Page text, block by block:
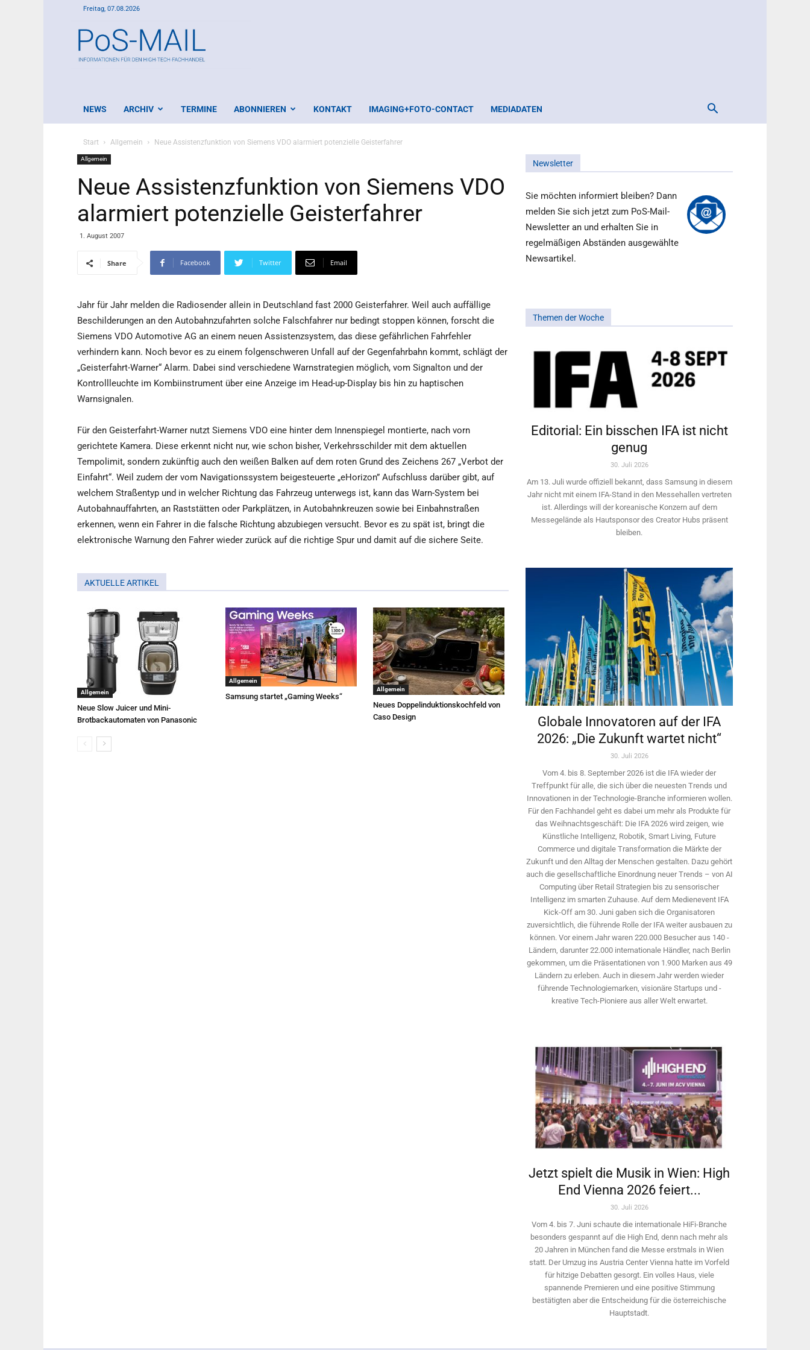
Freitag, 07.08.2026
Mail
NEWS ARCHIV TERMINE ABONNIEREN KONTAKT IMAGING+FOTO-CONTACT MEDIADATEN
Start Allgemein Neue Assistenzfunktion von Siemens VDO alarmiert potenzielle Geisterfahrer
Allgemein
Neue Assistenzfunktion von Siemens VDO
alarmiert potenzielle Geisterfahrer
1. August 2007
Share Facebook Twitter Email
Jahr für Jahr melden die Radiosender allein in Deutschland fast 2000 Geisterfahrer. Weil auch auffällige
Beschilderungen an den Autobahnzufahrten solche Falschfahrer nur bedingt stoppen können, forscht die
Siemens VDO Automotive AG an einem neuen Assistenzsystem, das diese gefährlichen Fahrfehler
verhindern kann. Noch bevor es zu einem folgenschweren Unfall auf der Gegenfahrbahn kommt, schlägt der
„Geisterfahrt-Warner“ Alarm. Dabei sind verschiedene Warnstrategien möglich, vom Signalton und der
Kontrollleuchte im Kombiinstrument über eine Anzeige im Head-up-Display bis hin zu haptischen
Warnsignalen.
Für den Geisterfahrt-Warner nutzt Siemens VDO eine hinter dem Innenspiegel montierte, nach vorn
gerichtete Kamera. Diese erkennt nicht nur, wie schon bisher, Verkehrsschilder mit dem aktuellen
Tempolimit, sondern zukünftig auch den weißen Balken auf dem roten Grund des Zeichens 267 „Verbot der
Einfahrt“. Weil zudem der vom Navigationssystem beigesteuerte „eHorizon” Aufschluss darüber gibt, auf
welchem Straßentyp und in welcher Richtung das Fahrzeug unterwegs ist, kann das Warn-System bei
Autobahnauffahrten, an Raststätten oder Parkplätzen, in Autobahnkreuzen sowie bei Einbahnstraßen
erkennen, wenn ein Fahrer in die falsche Richtung abzubiegen versucht. Bevor es zu spät ist, bringt die
elektronische Warnung den Fahrer wieder zurück auf die richtige Spur und damit auf die sichere Seite.
AKTUELLE ARTIKEL
Allgemein
Neue Slow Juicer und Mini-
Brotbackautomaten von Panasonic
Allgemein
Samsung startet „Gaming Weeks“
Allgemein
Neues Doppelinduktionskochfeld von
Caso Design
Newsletter
Sie möchten informiert bleiben? Dann
melden Sie sich jetzt zum PoS-Mail-
Newsletter an und erhalten Sie in
regelmäßigen Abständen ausgewählte
Newsartikel.
Themen der Woche
Editorial: Ein bisschen IFA ist nicht
genug
30. Juli 2026
Am 13. Juli wurde offiziell bekannt, dass Samsung in diesem
Jahr nicht mit einem IFA-Stand in den Messehallen vertreten
ist. Allerdings will ­der koreanische Konzern auf dem
Messegelände als Hautsponsor des Creator Hubs präsent
bleiben.
Globale Innovatoren auf der IFA
2026: „Die Zukunft wartet nicht“
30. Juli 2026
Vom 4. bis 8. September 2026 ist die IFA wieder der
Treffpunkt für alle, die sich über die neuesten Trends und
Innovationen in der Technologie-­Branche informieren wollen.
Für den Fachhandel geht es dabei um mehr als Produkte für
das Weihnachtsgeschäft: Die IFA 2026 wird ­zeigen, wie
Künstliche Intelligenz, Robotik, Smart Living, Future
Commerce und digitale Trans­formation die Märkte der
Zukunft und den Alltag der Menschen gestalten. Dazu gehört
auch die gesellschaftliche Einordnung neuer Trends – von AI
Computing über Retail Strategien bis zu sensorischer
Intelligenz im smarten Zuhause. Auf dem Medien­event IFA
Kick-Off am 30. Juni gaben sich die Organisatoren
zuversichtlich, die führende Rolle der IFA weiter ausbauen zu
können. Vor einem Jahr ­waren 220.000 Besucher aus 140 ­
Ländern, ­darunter 22.000 internationale Händler, nach Berlin
gekommen, um die Präsen­tationen von 1.900 Marken aus 49
Ländern zu erleben. Auch in diesem Jahr werden wieder
führende Technologiemarken, visionäre Startups und ­
kreative Tech-Pioniere aus aller Welt erwartet.
Jetzt spielt die Musik in Wien: High
End Vienna 2026 feiert...
30. Juli 2026
Vom 4. bis 7. Juni schaute die internationale HiFi-Branche
besonders gespannt auf die High End, denn nach mehr als
20 Jahren in München fand die Messe erstmals in Wien
statt. Der Umzug ins Austria Center Vienna hatte im Vorfeld
für hitzige Debatten gesorgt. Ein volles Haus, viele
spannende Premieren und eine positive Stimmung
bestätigten aber die Entscheidung für die österreichische
Hauptstadt.